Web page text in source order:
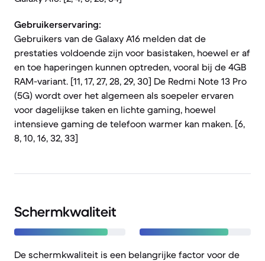
Gebruikerservaring:
Gebruikers van de Galaxy A16 melden dat de
prestaties voldoende zijn voor basistaken, hoewel er af
en toe haperingen kunnen optreden, vooral bij de 4GB
RAM-variant. [11, 17, 27, 28, 29, 30] De Redmi Note 13 Pro
(5G) wordt over het algemeen als soepeler ervaren
voor dagelijkse taken en lichte gaming, hoewel
intensieve gaming de telefoon warmer kan maken. [6,
8, 10, 16, 32, 33]
Schermkwaliteit
De schermkwaliteit is een belangrijke factor voor de